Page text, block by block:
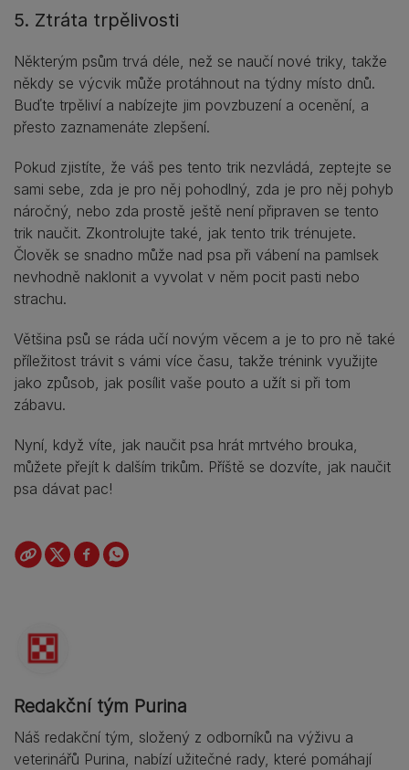
5. Ztráta trpělivosti
Některým psům trvá déle, než se naučí nové triky, takže
někdy se výcvik může protáhnout na týdny místo dnů.
Buďte trpěliví a nabízejte jim povzbuzení a ocenění, a
přesto zaznamenáte zlepšení.
Pokud zjistíte, že váš pes tento trik nezvládá, zeptejte se
sami sebe, zda je pro něj pohodlný, zda je pro něj pohyb
náročný, nebo zda prostě ještě není připraven se tento
trik naučit. Zkontrolujte také, jak tento trik trénujete.
Člověk se snadno může nad psa při vábení na pamlsek
nevhodně naklonit a vyvolat v něm pocit pasti nebo
strachu.
Většina psů se ráda učí novým věcem a je to pro ně také
příležitost trávit s vámi více času, takže trénink využijte
jako způsob, jak posílit vaše pouto a užít si při tom
zábavu.
Nyní, když víte, jak naučit psa hrát mrtvého brouka,
můžete přejít k dalším trikům. Příště se dozvíte, jak naučit
psa dávat pac!
Redakční tým Purina
Náš redakční tým, složený z odborníků na výživu a
veterinářů Purina, nabízí užitečné rady, které pomáhají